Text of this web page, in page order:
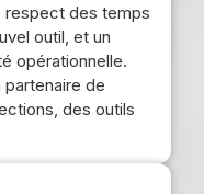
respect des temps
outil, et un
opérationnelle.
de
des outils